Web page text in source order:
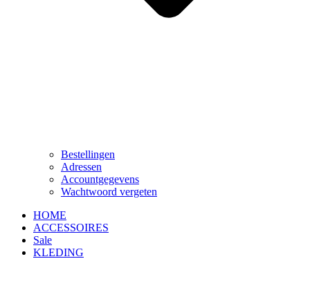
Bestellingen
Adressen
Accountgegevens
Wachtwoord vergeten
HOME
ACCESSOIRES
Sale
KLEDING